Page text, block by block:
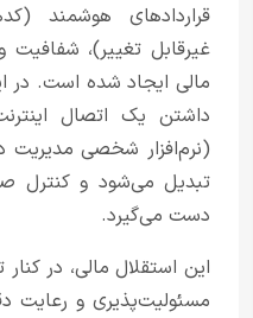
قراردادهای هوشمند
غیرقابل تغییر)،
مالی ایجاد شده است. در
داشتن یک اتصال
(نرم‌افزار شخصی مدیریت
تبدیل می‌شود و کنترل
دست می‌گیرد.
این استقلال مالی، در
مسئولیت‌پذیری و